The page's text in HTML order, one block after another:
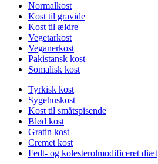
Normalkost
Kost til gravide
Kost til ældre
Vegetarkost
Veganerkost
Pakistansk kost
Somalisk kost
Tyrkisk kost
Sygehuskost
Kost til småtspisende
Blød kost
Gratin kost
Cremet kost
Fedt- og kolesterolmodificeret diæt